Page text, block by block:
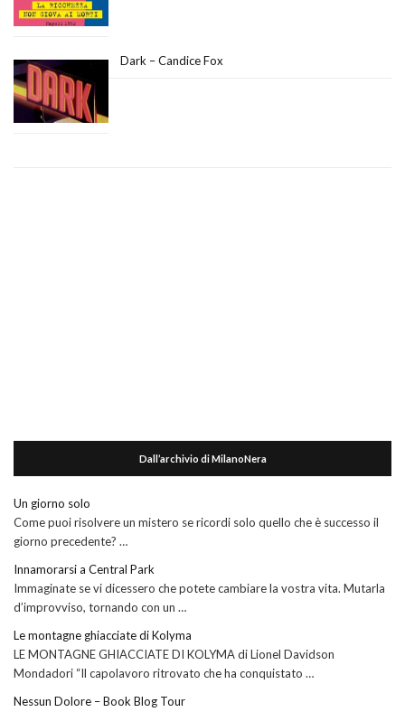
Dark – Candice Fox
Dall’archivio di MilanoNera
Un giorno solo
Come puoi risolvere un mistero se ricordi solo quello che è successo il
giorno precedente? …
Innamorarsi a Central Park
Immaginate se vi dicessero che potete cambiare la vostra vita. Mutarla
d’improvviso, tornando con un …
Le montagne ghiacciate di Kolyma
LE MONTAGNE GHIACCIATE DI KOLYMA di Lionel Davidson
Mondadori “Il capolavoro ritrovato che ha conquistato …
Nessun Dolore – Book Blog Tour